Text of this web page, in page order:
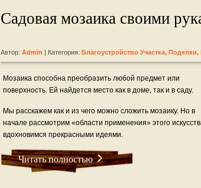
Садовая мозаика своими
Автор: Admin | Категория: Благоустройство Участка, Поделки,
Мозаика способна преобразить любой предмет или
поверхность. Ей найдется место как в доме, так и в саду.
Мы расскажем как и из чего можно сложить мозаику. Но в
начале рассмотрим «области применения» этого
вдохновимся прекрасными идеями.
Читать полностью